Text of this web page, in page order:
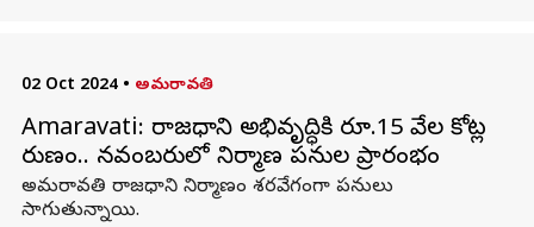
02 Oct 2024 • అమరావతి
Amaravati: రాజధాని అభివృద్ధికి రూ.15 వేల కోట్ల
రుణం.. నవంబరులో నిర్మాణ పనుల ప్రారంభం
అమరావతి రాజధాని నిర్మాణం శరవేగంగా పనులు
సాగుతున్నాయి.